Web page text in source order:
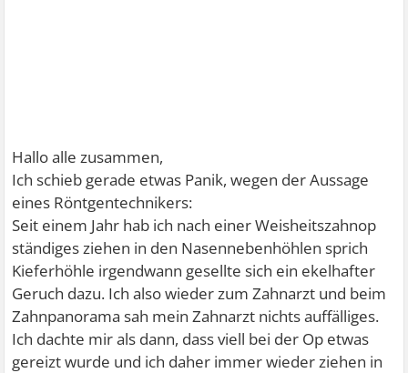
Hallo alle zusammen,
Ich schieb gerade etwas Panik, wegen der Aussage
eines Röntgentechnikers:
Seit einem Jahr hab ich nach einer Weisheitszahnop
ständiges ziehen in den Nasennebenhöhlen sprich
Kieferhöhle irgendwann gesellte sich ein ekelhafter
Geruch dazu. Ich also wieder zum Zahnarzt und beim
Zahnpanorama sah mein Zahnarzt nichts auffälliges.
Ich dachte mir als dann, dass viell bei der Op etwas
gereizt wurde und ich daher immer wieder ziehen in